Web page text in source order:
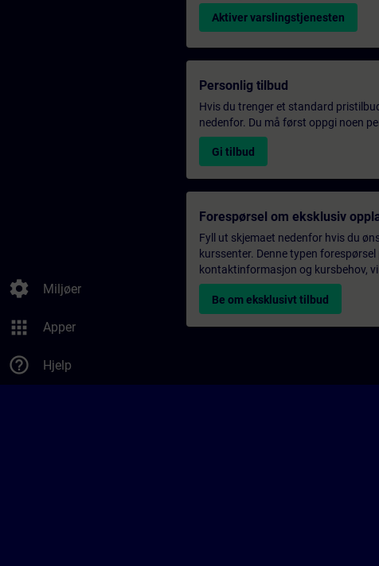
settings Miljøer
apps Apper
help_outline Hjelp
Aktiver varslingstjenesten
Personlig tilbud
Hvis du trenger et standard
nedenfor. Du må først oppgi noen
Gi tilbud
Forespørsel om eksklusiv
Fyll ut skjemaet nedenfor hvis du
kurssenter. Denne typen
kontaktinformasjon og kursbehov,
Be om eksklusivt tilbud